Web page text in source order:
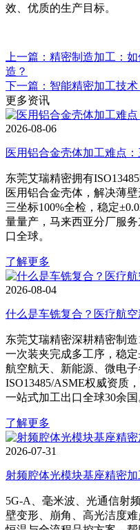
效、优质的生产目标。
上一篇：精密制造加工：
造？
下一篇：智能精密加工技
更多资讯
2026-08-06
医用铝合金壳体加工难点
东莞艾瑞精密拥有
医用铝合金壳体，解决薄
三坐标100%全检，稳定
量量产，马来西亚分厂服
口全球。
了解更多
2026-08-04
什么是车铣复合？医疗航
东莞艾瑞精密深耕精密制
一次装夹完成多工序，稳定
航空航天、新能源、微电
ISO13485/ASME权威资质
一站式加工出口全球30余国
了解更多
2026-07-31
射频腔体光模块基座精密
5G‑A、毫米波、光通信射
壁变形、崩角、高光洁度